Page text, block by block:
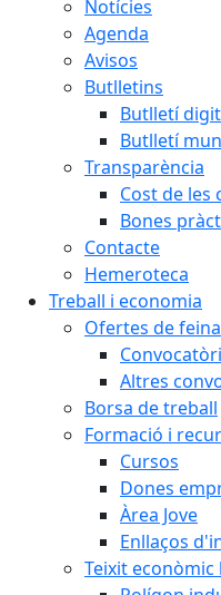
Notícies
Agenda
Avisos
Butlletins
Butlletí
Butlletí
Transparència
Cost de les
Bones
Contacte
Hemeroteca
Treball i economia
Ofertes de feina
Altres
Borsa de treball
Formació i
Cursos
Dones
Àrea Jove
Enllaços
Teixit econòmic